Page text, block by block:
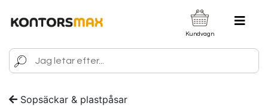
Kundvagn
Sopsäckar & plastpåsar